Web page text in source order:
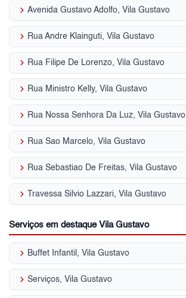
keyboard_arrow_right Avenida Gustavo Adolfo, Vila Gustavo
keyboard_arrow_right Rua Andre Klainguti, Vila Gustavo
keyboard_arrow_right Rua Filipe De Lorenzo, Vila Gustavo
keyboard_arrow_right Rua Ministro Kelly, Vila Gustavo
keyboard_arrow_right Rua Nossa Senhora Da Luz, Vila Gustavo
keyboard_arrow_right Rua Sao Marcelo, Vila Gustavo
keyboard_arrow_right Rua Sebastiao De Freitas, Vila Gustavo
keyboard_arrow_right Travessa Silvio Lazzari, Vila Gustavo
Serviços em destaque Vila Gustavo
keyboard_arrow_right Buffet Infantil, Vila Gustavo
keyboard_arrow_right Serviços, Vila Gustavo